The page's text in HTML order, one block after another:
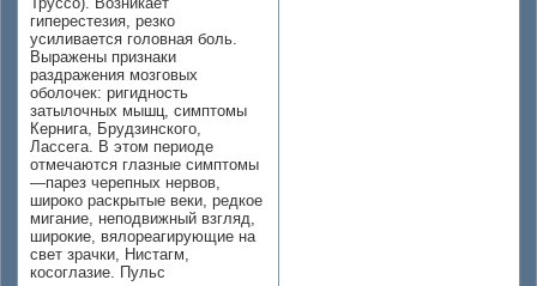
гиперестезия, резко
усиливается головная боль.
Выражены признаки
раздражения мозговых
оболочек: ригидность
затылочных мышц, симптомы
Кернига, Брудзинского,
Лассега. В этом периоде
отмечаются глазные симптомы
—парез черепных нервов,
широко раскрытые веки, редкое
мигание, неподвижный взгляд,
широкие, вялореагирующие на
свет зрачки, Нистагм,
косоглазие. Пульс